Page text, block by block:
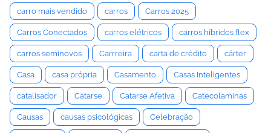
carro mais vendido carros Carros 2025
Carros Conectados carros elétricos carros híbridos flex
carros seminovos Carrreira carta de crédito cárter
Casa casa própria Casamento Casas Inteligentes
catalisador Catarse Catarse Afetiva Catecolaminas
Causas causas psicológicas Celebração